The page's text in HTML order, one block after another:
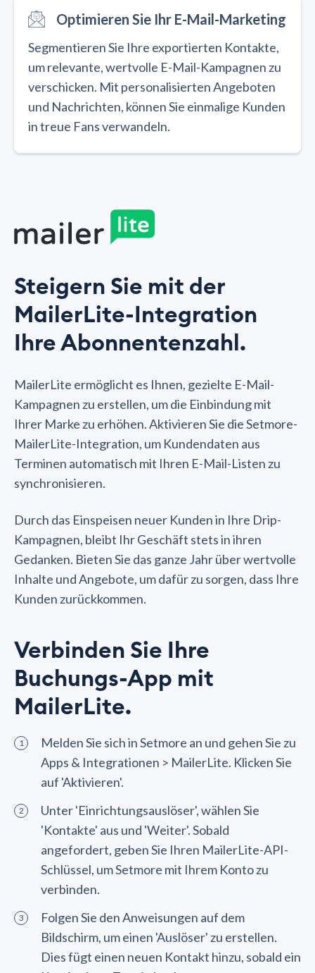
Optimieren Sie Ihr E-Mail-Marketing
Segmentieren Sie Ihre exportierten Kontakte,
um relevante, wertvolle E-Mail-Kampagnen zu
verschicken. Mit personalisierten Angeboten
und Nachrichten, können Sie einmalige Kunden
in treue Fans verwandeln.
Steigern Sie mit der
MailerLite-Integration
Ihre Abonnentenzahl.
MailerLite ermöglicht es Ihnen, gezielte E-Mail-
Kampagnen zu erstellen, um die Einbindung mit
Ihrer Marke zu erhöhen. Aktivieren Sie die Setmore-
MailerLite-Integration, um Kundendaten aus
Terminen automatisch mit Ihren E-Mail-Listen zu
synchronisieren.
Durch das Einspeisen neuer Kunden in Ihre Drip-
Kampagnen, bleibt Ihr Geschäft stets in ihren
Gedanken. Bieten Sie das ganze Jahr über wertvolle
Inhalte und Angebote, um dafür zu sorgen, dass Ihre
Kunden zurückkommen.
Verbinden Sie Ihre
Buchungs-App mit
MailerLite.
Melden Sie sich in Setmore an und gehen Sie zu
Apps & Integrationen > MailerLite. Klicken Sie
auf 'Aktivieren'.
Unter 'Einrichtungsauslöser', wählen Sie
'Kontakte' aus und 'Weiter'. Sobald
angefordert, geben Sie Ihren MailerLite-API-
Schlüssel, um Setmore mit Ihrem Konto zu
verbinden.
Folgen Sie den Anweisungen auf dem
Bildschirm, um einen 'Auslöser' zu erstellen.
Dies fügt einen neuen Kontakt hinzu, sobald ein